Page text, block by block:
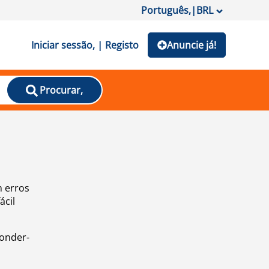
Português,|BRL
Iniciar sessão, | Registo Anuncie já!
Procurar,
erros